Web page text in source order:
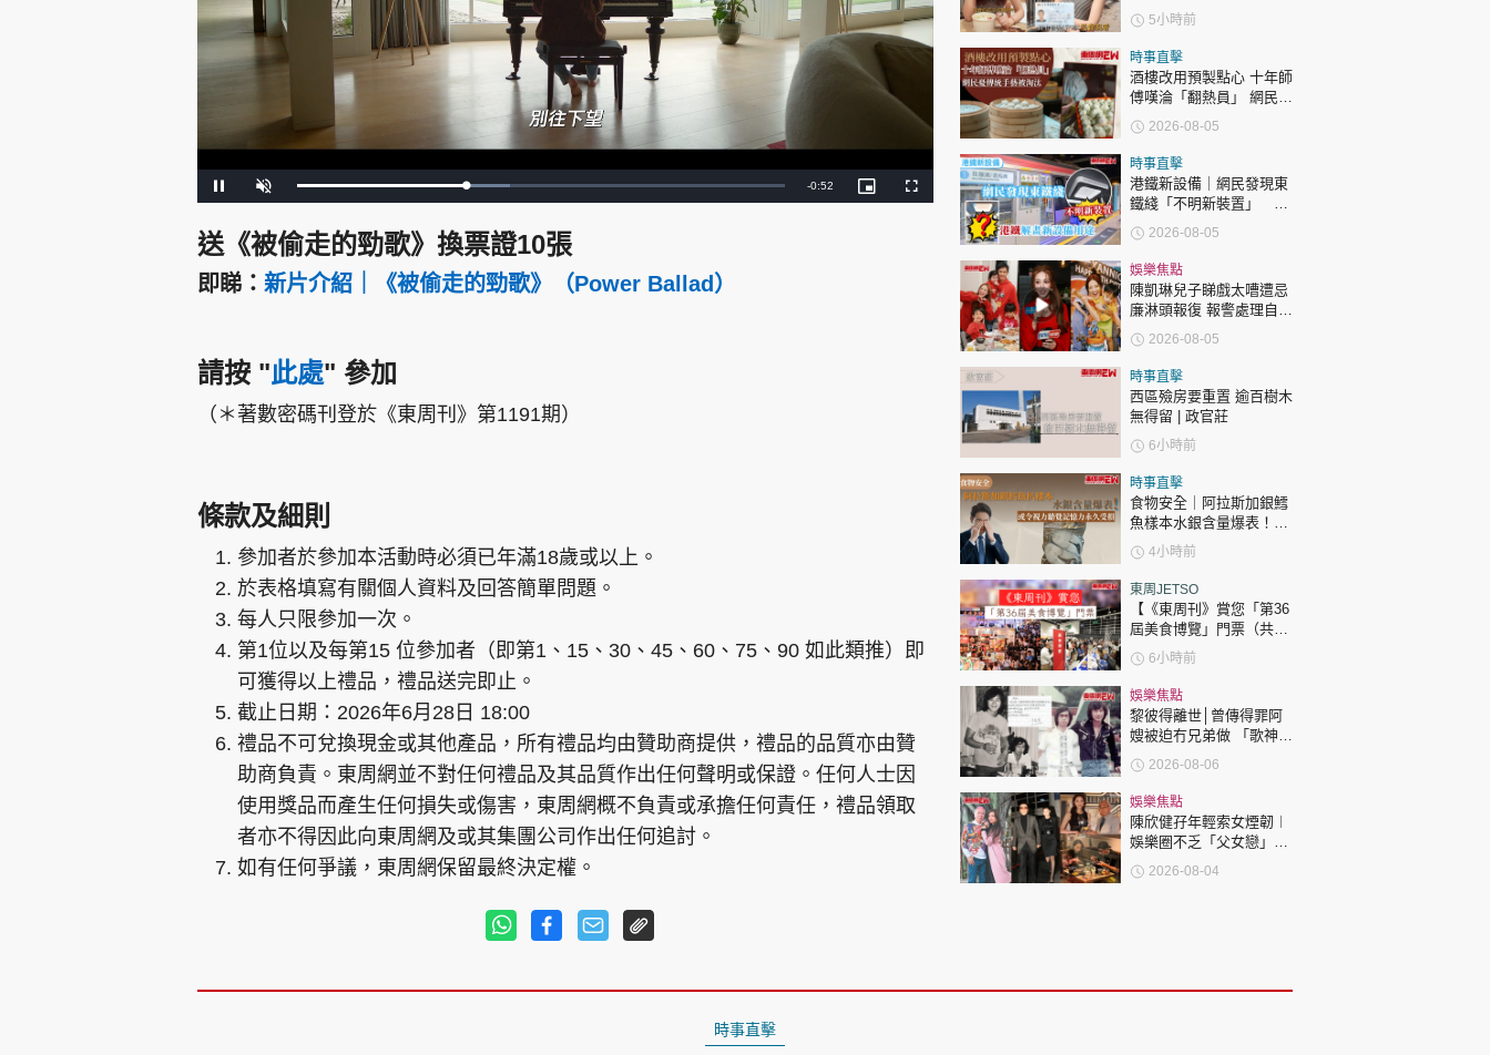
神機妙算 李丞責
緣來有理 麥玲玲
鬼靈精怪 威師兄
時政財經
健康生活
飲食旅遊
集團旗下品牌
東周刊 cazbuyer 東Touch PCM 電腦廣場 星島頭條 星島環球 The Standard 親子王
Oh!爸媽 JobMarket
Copyright © 東周網 版權所有 . 不得轉載 ©Eastweek.com.hk. All rights reserved.
P
a
e
U
n
t
e
L
e
d
:
9
.
R
-0:50
P
i
F
u
送《被偷走的勁歌》換票證10張
即睇： 新片介紹｜《被偷走的勁歌》（Power Ballad）
請按 "此處" 參加
（＊著數密碼刊登於《東周刊》第1191期）
條款及細則
參加者於參加本活動時必須已年滿18歲或以上。
於表格填寫有關個人資料及回答簡單問題。
每人只限參加一次。
第1位以及每第15 位參加者（即第1、15、30、45、60、75、90 如此類推）即
可獲得以上禮品，禮品送完即止。
截止日期：2026年6月28日 18:00
禮品不可兌換現金或其他產品，所有禮品均由贊助商提供，禮品的品質亦由贊
助商負責。東周網並不對任何禮品及其品質作出任何聲明或保證。任何人士因
使用獎品而產生任何損失或傷害，東周網概不負責或承擔任何責任，禮品領取
者亦不得因此向東周網及或其集團公司作出任何追討。
如有任何爭議，東周網保留最終決定權。
應網民
5小時前
時事直擊
酒樓改用預製點心 十年師
傅嘆淪「翻熱員」 網民憂
傳統手藝被淘汰
2026-08-05
時事直擊
港鐵新設備｜網民發現東
鐵綫「不明新裝置」 港
鐵解畫新設備用途
2026-08-05
娛樂焦點
陳凱琳兒子睇戲太嘈遭忌
廉淋頭報復 報警處理自責
護子不力 歐錦棠陳倩揚齊
表態「媽媽有責任」
2026-08-05
時事直擊
西區殮房要重置 逾百樹木
無得留 | 政官莊
6小時前
時事直擊
食物安全｜阿拉斯加銀鱈
魚樣本水銀含量爆表！或
令視力聽覺記憶力永久受
損
4小時前
東周JETSO
【《東周刊》賞您「第36
屆美食博覽」門票（共30
張）】
6小時前
娛樂焦點
黎彼得離世│曾傳得罪阿
嫂被迫冇兄弟做 「歌神」
許冠傑親筆撰寫悼念忘友
2026-08-06
娛樂焦點
陳欣健孖年輕索女煙韌︱
娛樂圈不乏「父女戀」
「爺孫戀」 年齡差距最大
達51歲 最受矚目有李龍
2026-08-04
時事直擊